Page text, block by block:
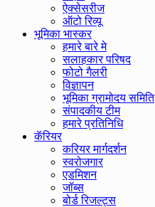
ऐक्सेसरीज
ऑटो रिव्यू
भूमिका भास्कर
हमारे बारे मे
सलाहकार परिषद
फोटो गैलरी
विज्ञापन
भूमिका ग्रामोदय समिति
संपादकीय टीम
हमारे प्रतिनिधि
कॅरियर
करियर मार्गदर्शन
स्वरोजगार
एडमिशन
जॉब्स
बोर्ड रिजल्ट्स